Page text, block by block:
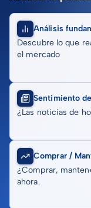
Análisis
Descubre lo que
el mercado
Sentimiento
¿Las noticias de
Comprar /
¿Comprar,
ahora.